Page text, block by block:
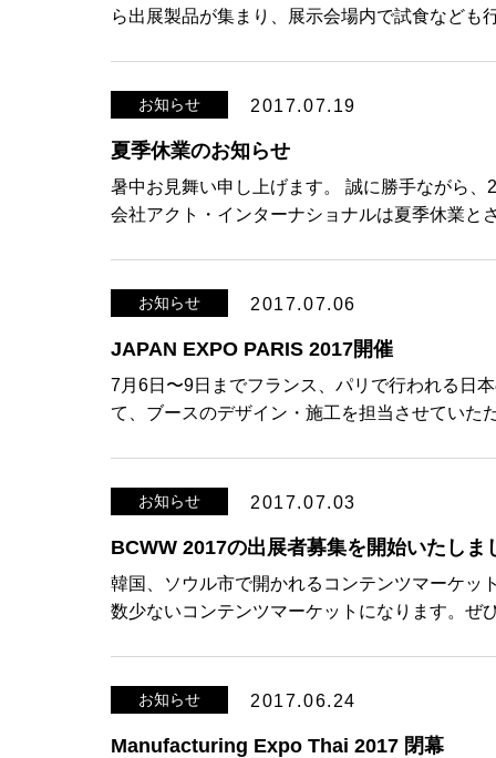
ら出展製品が集まり、展示会場内で試食など
お知らせ 2017.07.19
夏季休業のお知らせ
暑中お見舞い申し上げます。 誠に勝手ながら
会社アクト・インターナショナルは夏季休業
お知らせ 2017.07.06
JAPAN EXPO PARIS 2017開催
7月6日〜9日までフランス、パリで行われる日
て、ブースのデザイン・施工を担当させてい
お知らせ 2017.07.03
BCWW 2017の出展者募集を開始いたしま
韓国、ソウル市で開かれるコンテンツマーケッ
数少ないコンテンツマーケットになります。
お知らせ 2017.06.24
Manufacturing Expo Thai 2017 閉幕